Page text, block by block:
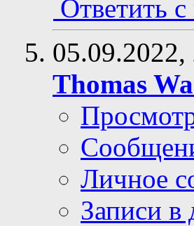
Ответить
05.09.2022,
Thomas
Личное
Записи в